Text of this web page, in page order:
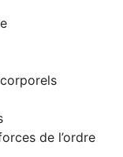
de l’ordre